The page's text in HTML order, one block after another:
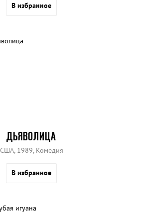
В избранное
ДЬЯВОЛИЦА
США, 1989, Комедия
В избранное